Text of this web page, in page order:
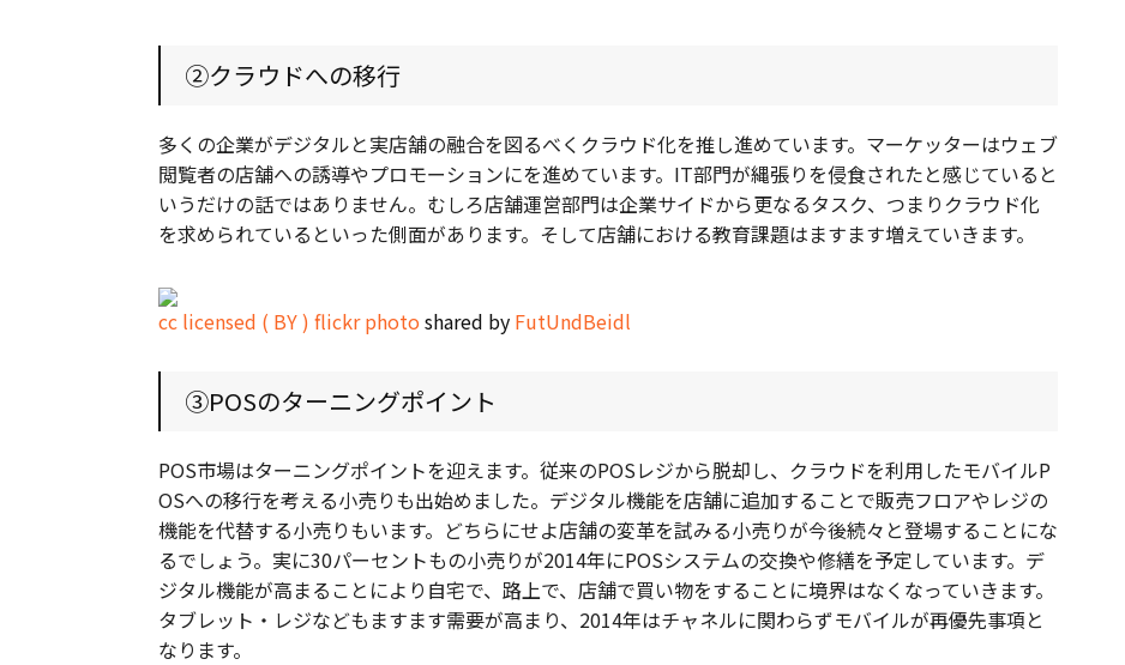
②クラウドへの移行
多くの企業がデジタルと実店舗の融合を図るべくクラウド化を推し進めています。マーケッターはウェブ
閲覧者の店舗への誘導やプロモーションにを進めています。IT部門が縄張りを侵食されたと感じていると
いうだけの話ではありません。むしろ店舗運営部門は企業サイドから更なるタスク、つまりクラウド化
を求められているといった側面があります。そして店舗における教育課題はますます増えていきます。
cc licensed ( BY ) flickr photoshared by FutUndBeidl
③POSのターニングポイント
POS市場はターニングポイントを迎えます。従来のPOSレジから脱却し、クラウドを利用したモバイルP
OSへの移行を考える小売りも出始めました。デジタル機能を店舗に追加することで販売フロアやレジの
機能を代替する小売りもいます。どちらにせよ店舗の変革を試みる小売りが今後続々と登場することにな
るでしょう。実に30パーセントもの小売りが2014年にPOSシステムの交換や修繕を予定しています。デ
ジタル機能が高まることにより自宅で、路上で、店舗で買い物をすることに境界はなくなっていきます。
タブレット・レジなどもますます需要が高まり、2014年はチャネルに関わらずモバイルが再優先事項と
なります。